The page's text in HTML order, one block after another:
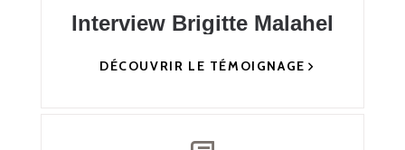
Interview Brigitte Malahel
DÉCOUVRIR LE TÉMOIGNAGE